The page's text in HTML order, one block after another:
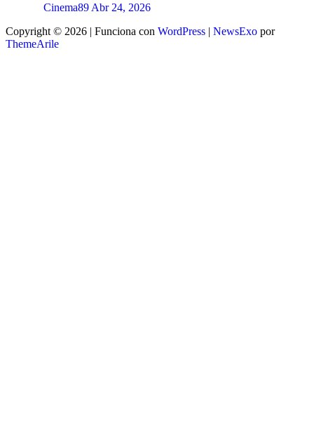
Cinema89 Abr 24, 2026
Copyright © 2026 | Funciona con WordPress | NewsExo por
ThemeArile